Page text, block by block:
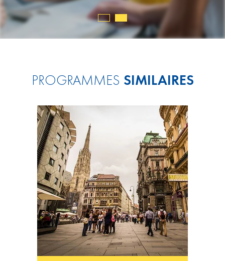
PROGRAMMES SIMILAIRES